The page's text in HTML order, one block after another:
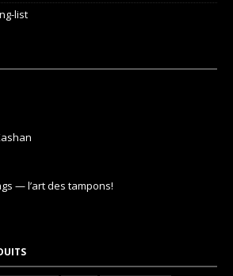
list
— l’art des tampons!